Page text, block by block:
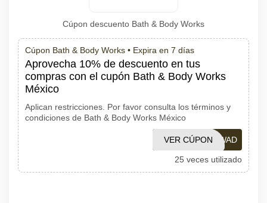
Cúpon descuento Bath & Body Works
Cúpon Bath & Body Works • Expira en 7 días
Aprovecha 10% de descuento en tus
compras con el cupón Bath & Body Works
México
Aplican restricciones. Por favor consulta los términos y
condiciones de Bath & Body Works México
BBWAD
VER CÚPON
25 veces utilizado